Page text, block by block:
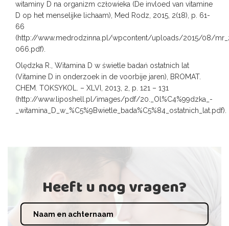
witaminy D na organizm człowieka (De invloed van vitamine
D op het menselijke lichaam), Med Rodz, 2015, 2(18), p. 61-
66
(http://www.medrodzinna.pl/wpcontent/uploads/2015/08/
066.pdf).
Olędzka R., Witamina D w świetle badań ostatnich lat
(Vitamine D in onderzoek in de voorbije jaren), BROMAT.
CHEM. TOKSYKOL. – XLVI, 2013, 2, p. 121 – 131
(http://www.liposhell.pl/images/pdf/20._Ol%C4%99dzka_-
_witamina_D_w_%C5%9Bwietle_bada%C5%84_ostatnich_lat.pdf).
Heeft u nog vragen?